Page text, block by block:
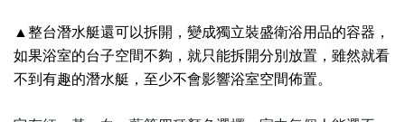
▲整台潛水艇還可以拆開，變成獨立裝盛衛浴用品的容器，
如果浴室的台子空間不夠，就只能拆開分別放置，雖然就看
不到有趣的潛水艇，至少不會影響浴室空間佈置。